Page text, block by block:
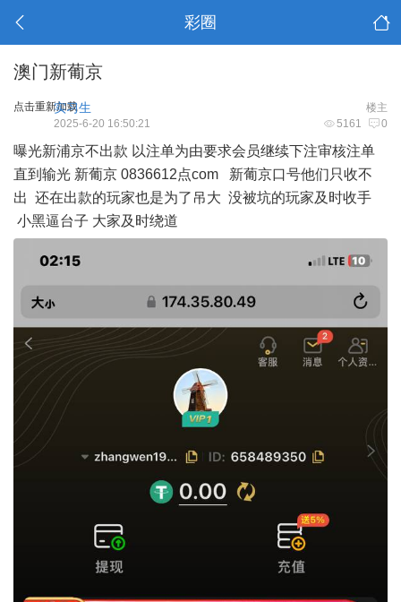
彩圈
澳门新葡京
点击重新加载 楼主
实习生
5161 0
2025-6-20 16:50:21
曝光新浦京不出款 以注单为由要求会员继续下注审核注单
直到输光 新葡京 0836612点com 新葡京口号他们只收不
出 还在出款的玩家也是为了吊大 没被坑的玩家及时收手
小黑逼台子 大家及时绕道